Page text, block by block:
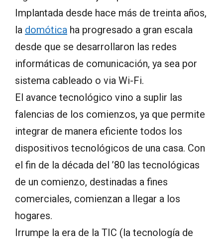
Implantada desde hace más de treinta años,
la domótica ha progresado a gran escala
desde que se desarrollaron las redes
informáticas de comunicación, ya sea por
sistema cableado o via Wi-Fi.
El avance tecnológico vino a suplir las
falencias de los comienzos, ya que permite
integrar de manera eficiente todos los
dispositivos tecnológicos de una casa. Con
el fin de la década del ’80 las tecnológicas
de un comienzo, destinadas a fines
comerciales, comienzan a llegar a los
hogares.
Irrumpe la era de la TIC (la tecnología de